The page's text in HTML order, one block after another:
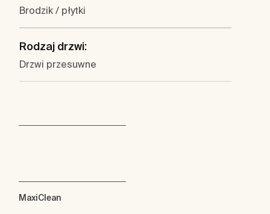
Brodzik / płytki
Rodzaj drzwi:
Drzwi przesuwne
MaxiClean